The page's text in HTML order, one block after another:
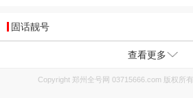
固话靓号
查看更多
Copyright 郑州全号网 03715666.com 版权所有